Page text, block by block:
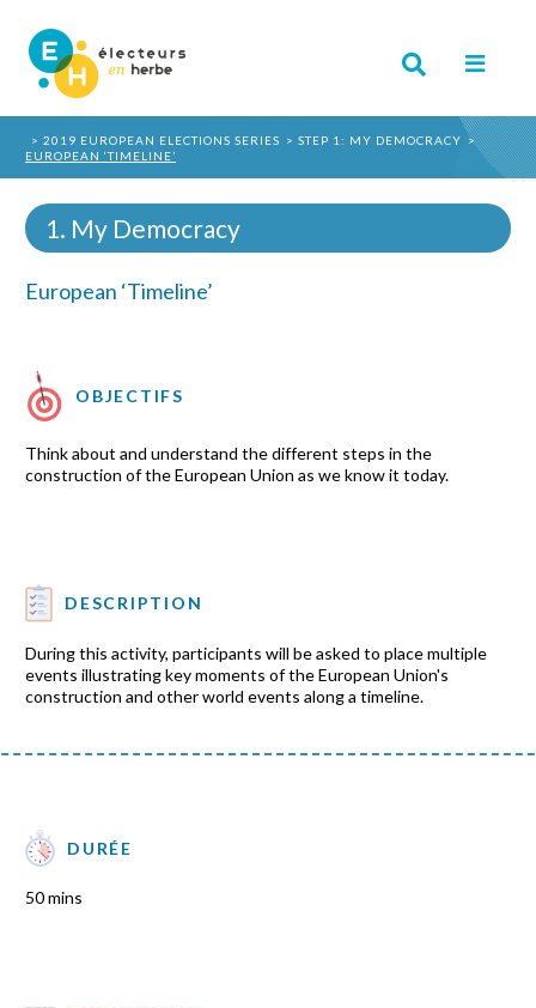
2019 EUROPEAN ELECTIONS SERIES
STEP 1: MY DEMOCRACY
EUROPEAN ‘TIMELINE’
1. My Democracy
European ‘Timeline’
OBJECTIFS
Think about and understand the different steps in the
construction of the European Union as we know it today.
DESCRIPTION
During this activity, participants will be asked to place multiple
events illustrating key moments of the European Union's
construction and other world events along a timeline.
DURÉE
50 mins